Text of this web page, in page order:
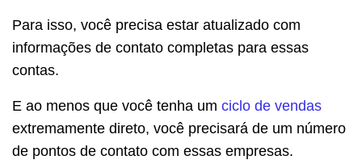
Para isso, você precisa estar atualizado com
informações de contato completas para essas
contas.
E ao menos que você tenha um ciclo de vendas
extremamente direto, você precisará de um número
de pontos de contato com essas empresas.